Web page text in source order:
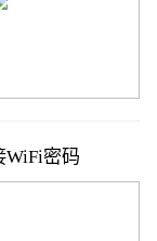
WiFi密码